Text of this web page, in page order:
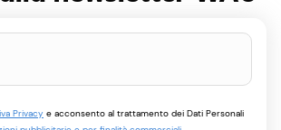
Privacy e acconsento al trattamento dei Dati Personali